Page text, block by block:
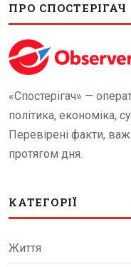
ПРО СПОСТЕРІГАЧ
«Спостерігач» —
політика, економіка,
Перевірені факти,
протягом дня.
КАТЕГОРІЇ
Життя